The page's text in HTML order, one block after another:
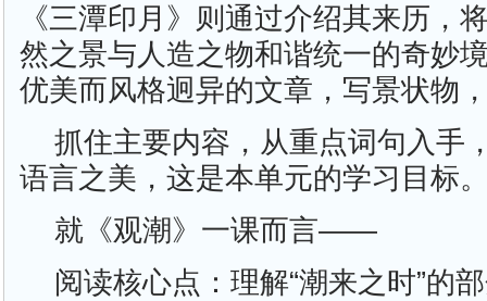
《三潭印月》则通过介绍其来历，
然之景与人造之物和谐统一的奇妙
优美而风格迥异的文章，写景状物
抓住主要内容，从重点词句入手
语言之美，这是本单元的学习目标
就《观潮》一课而言——
阅读核心点：理解“潮来之时”的